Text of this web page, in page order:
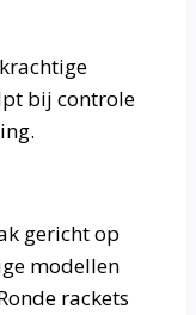
bij controle
gericht op
modellen
rackets